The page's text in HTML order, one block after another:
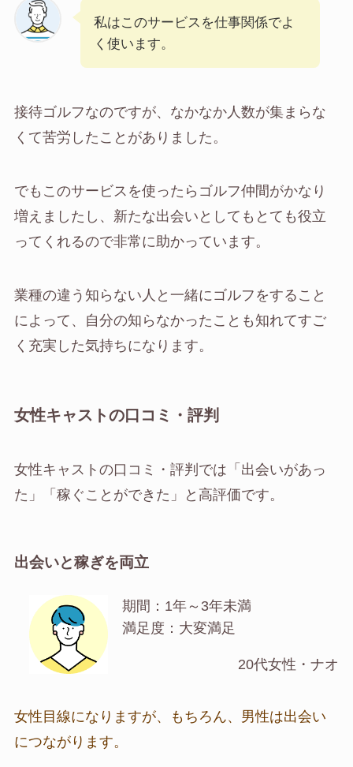
私はこのサービスを仕事関係でよ
く使います。
接待ゴルフなのですが、なかなか人数が集まらな
くて苦労したことがありました。
でもこのサービスを使ったらゴルフ仲間がかなり
増えましたし、新たな出会いとしてもとても役立
ってくれるので非常に助かっています。
業種の違う知らない人と一緒にゴルフをすること
によって、自分の知らなかったことも知れてすご
く充実した気持ちになります。
女性キャストの口コミ・評判
女性キャストの口コミ・評判では「出会いがあっ
た」「稼ぐことができた」と高評価です。
出会いと稼ぎを両立
期間：1年～3年未満
満足度：大変満足
20代女性・ナオ
女性目線になりますが、もちろん、男性は出会い
につながります。